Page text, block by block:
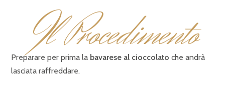
I
l Procedimento
Preparare per prima la bavarese al cioccolato che andrà
lasciata raffreddare.